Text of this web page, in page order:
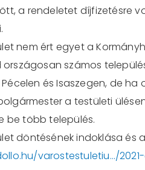
a rendeletet díjfizetésre
nem ért egyet a
számos
és Isaszegen, de
a testületi
be több település.
döntésének indoklása
varostestuletiu…/